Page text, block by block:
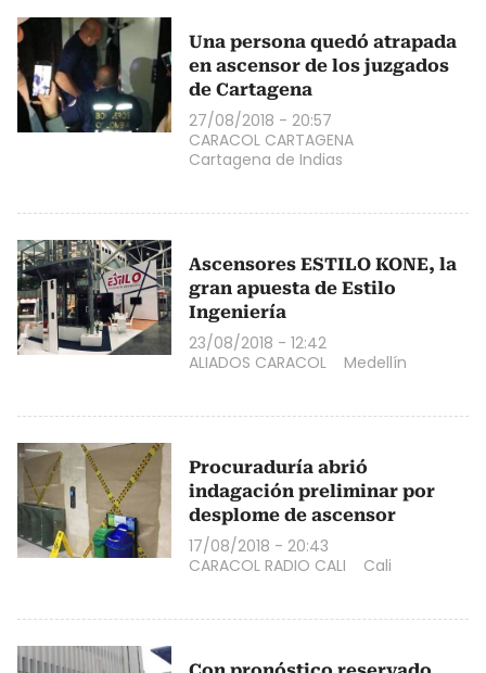
Una persona quedó atrapada
en ascensor de los juzgados
de Cartagena
27/08/2018 - 20:57
CARACOL CARTAGENA
Cartagena de Indias
Ascensores ESTILO KONE, la
gran apuesta de Estilo
Ingeniería
23/08/2018 - 12:42
ALIADOS CARACOL
Medellín
Procuraduría abrió
indagación preliminar por
desplome de ascensor
17/08/2018 - 20:43
CARACOL RADIO CALI
Cali